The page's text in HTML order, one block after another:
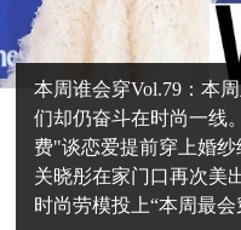
本周谁会穿Vol.79：本
们却仍奋斗在时尚一线
费"谈恋爱提前穿上婚
关晓彤在家门口再次美
时尚劳模投上“本周最会